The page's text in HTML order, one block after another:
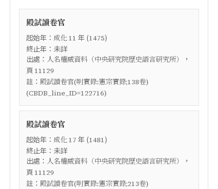
殿試讀卷官
起始年： 成化11 年 (1475)
終止年：未詳
出處： 人名權威資料（中央研究院歷史語言研究所）
，
頁 11129
註： 殿試讀卷官(明實錄:憲宗實錄;138卷)
(CBDB_line_ID=122716)
殿試讀卷官
起始年： 成化17 年 (1481)
終止年：未詳
出處： 人名權威資料（中央研究院歷史語言研究所）
，
頁 11129
註： 殿試讀卷官(明實錄:憲宗實錄;213卷)